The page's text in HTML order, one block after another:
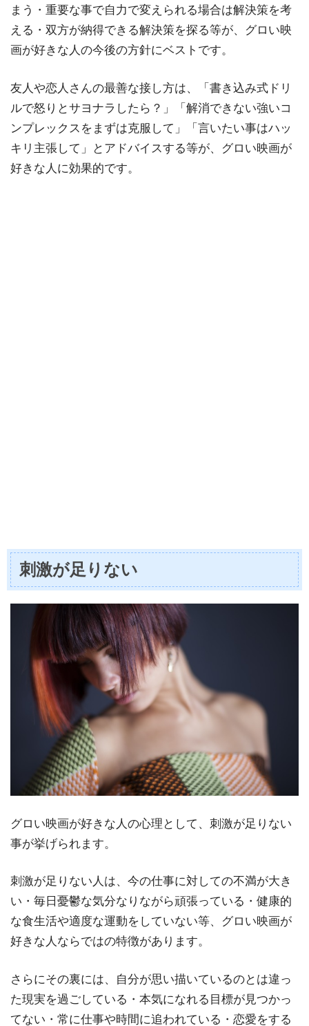
まう・重要な事で自力で変えられる場合は解決策を考
える・双方が納得できる解決策を探る等が、グロい映
画が好きな人の今後の方針にベストです。
友人や恋人さんの最善な接し方は、「書き込み式ドリ
ルで怒りとサヨナラしたら？」「解消できない強いコ
ンプレックスをまずは克服して」「言いたい事はハッ
キリ主張して」とアドバイスする等が、グロい映画が
好きな人に効果的です。
刺激が足りない
グロい映画が好きな人の心理として、刺激が足りない
事が挙げられます。
刺激が足りない人は、今の仕事に対しての不満が大き
い・毎日憂鬱な気分なりながら頑張っている・健康的
な食生活や適度な運動をしていない等、グロい映画が
好きな人ならではの特徴があります。
さらにその裏には、自分が思い描いているのとは違っ
た現実を過ごしている・本気になれる目標が見つかっ
てない・常に仕事や時間に追われている・恋愛をする